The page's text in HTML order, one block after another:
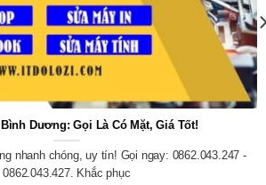
Dương: Gọi Là Có Mặt, Giá Tốt!
nhanh chóng, uy tín! Gọi ngay: 0862.043.247 -
0862.043.427. Khắc phục